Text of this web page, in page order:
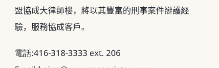
盟協成大律師樓，將以其豐富的刑事案件辯護經
驗， 服務協成客戶。
電話:416-318-3333 ext. 206